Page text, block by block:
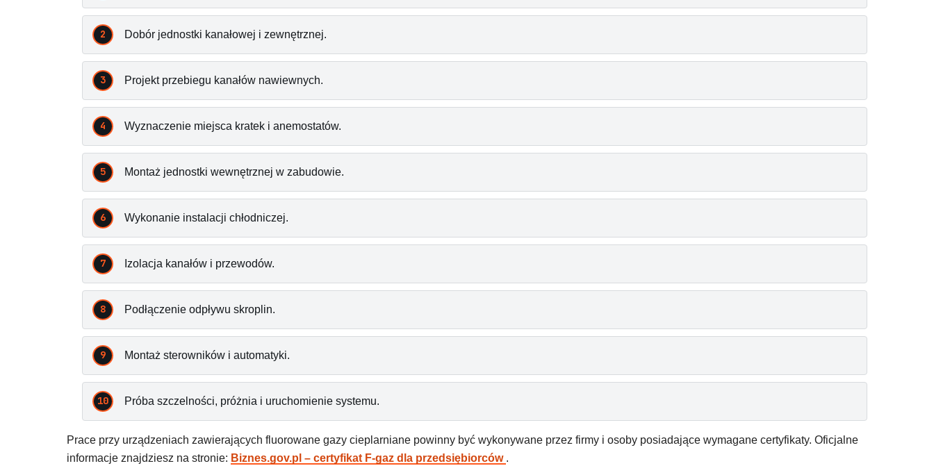
Dobór jednostki kanałowej i zewnętrznej.
Projekt przebiegu kanałów nawiewnych.
Wyznaczenie miejsca kratek i anemostatów.
Montaż jednostki wewnętrznej w zabudowie.
Wykonanie instalacji chłodniczej.
Izolacja kanałów i przewodów.
Podłączenie odpływu skroplin.
Montaż sterowników i automatyki.
Próba szczelności, próżnia i uruchomienie systemu.
Prace przy urządzeniach zawierających fluorowane gazy cieplarniane powinny być wykonywane przez firmy i osoby posiadające wymagane certyfikaty. Oficjalne
informacje znajdziesz na stronie: Biznes.gov.pl – certyfikat F-gaz dla przedsiębiorców .